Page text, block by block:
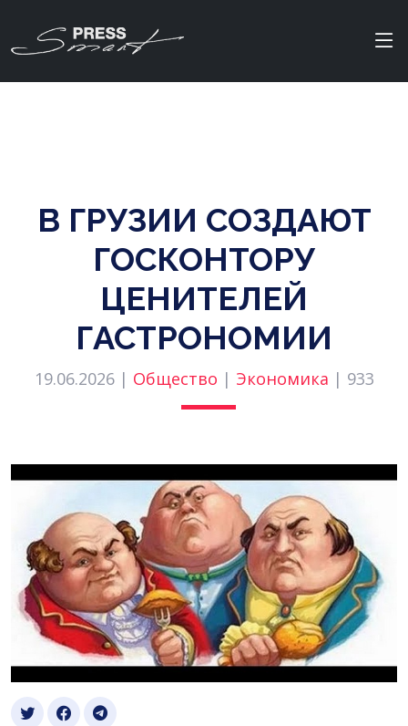
В ГРУЗИИ СОЗДАЮТ
ГОСКОНТОРУ
ЦЕНИТЕЛЕЙ
ГАСТРОНОМИИ
19.06.2026 | Общество | Экономика | 933